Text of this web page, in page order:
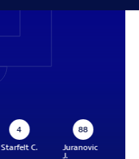
4
Starfelt C.
88
Juranovic
J.